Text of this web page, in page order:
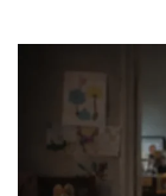
PIN IT